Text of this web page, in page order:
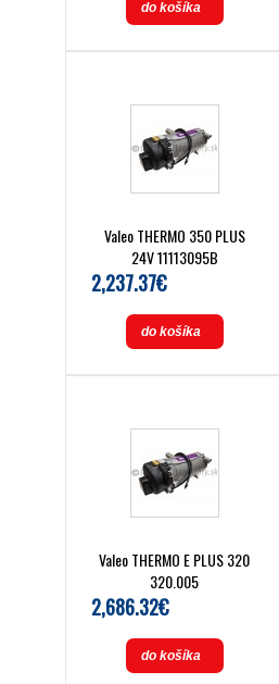
do košíka
Valeo THERMO 350 PLUS
24V 11113095B
2,237.37€
do košíka
Valeo THERMO E PLUS 320
320.005
2,686.32€
do košíka